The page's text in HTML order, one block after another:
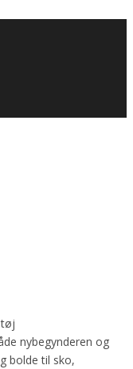
nybegynderen og
bolde til sko,